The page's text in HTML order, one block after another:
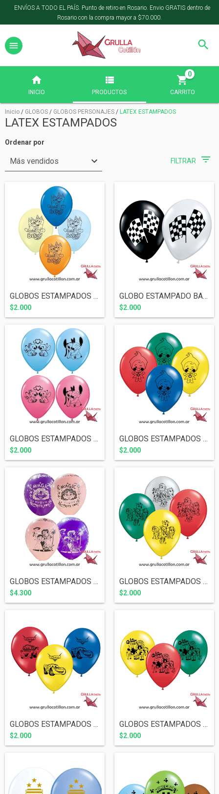
ENVÍOS A TODO EL PAÍS. Punto de retiro en Rosario. Envio GRATIS dentro de
Rosario con la compra mayor a $70.000.
INICIO PRODUCTOS CARRITO
0
Inicio / GLOBOS / GLOBOS PERSONAJES / LATEX ESTAMPADOS
LATEX ESTAMPADOS
Ordenar por
FILTRAR
GLOBOS ESTAMPADOS BLUEY x5
$2.000
GLOBO ESTAMPADO BANDERA A CUADROS x5
$2.000
GLOBOS ESTAMPADOS STITCH x5
$2.000
GLOBOS ESTAMPADOS PLIM PLIM x5
$2.000
GLOBOS ESTAMPADOS ENCANTO x6
$4.300
GLOBOS ESTAMPADOS PAW PATROL x5
$2.000
GLOBOS ESTAMPADOS CARS x5
$2.000
GLOBOS ESTAMPADOS LA GRANJA DE ZENON x5
$2.000